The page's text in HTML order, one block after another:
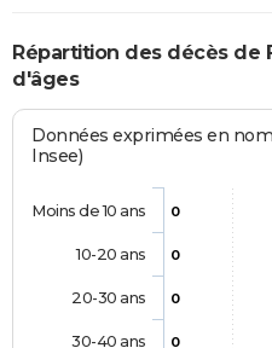
Répartition des décès de
d'âges
Données exprimées en
Insee)
0
0
0
0
Moins de 10 ans
10-20 ans
20-30 ans
30-40 ans